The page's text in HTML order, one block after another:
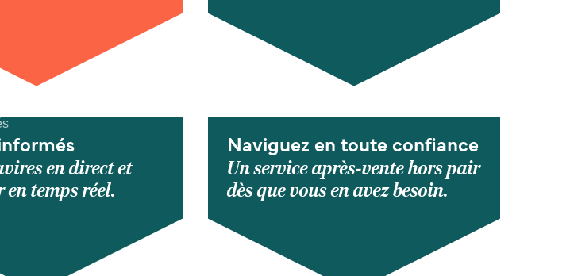
en direct et
temps réel.
Naviguez en toute confiance
Un service après-vente hors pair
dès que vous en avez besoin.